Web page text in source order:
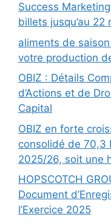
Success
billets jusqu’au 22
aliments de
votre production
OBIZ : Détails
d’Actions et de
Capital
OBIZ en forte
consolidé de 70,3
2025/26, soit une
HOPSCOTCH
Document
l’Exercice 2025